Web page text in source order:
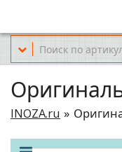
Офис обслуживания
INOZA.ru